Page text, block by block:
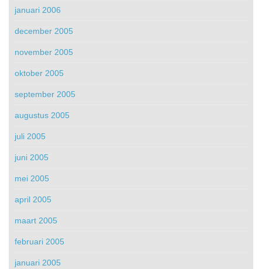
januari 2006
december 2005
november 2005
oktober 2005
september 2005
augustus 2005
juli 2005
juni 2005
mei 2005
april 2005
maart 2005
februari 2005
januari 2005